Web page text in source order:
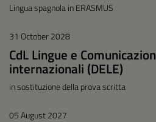
Lingua spagnola in ERASMUS
31 October 2028
CdL Lingue e
internazionali (DELE)
in sostituzione della prova scritta
05 August 2027